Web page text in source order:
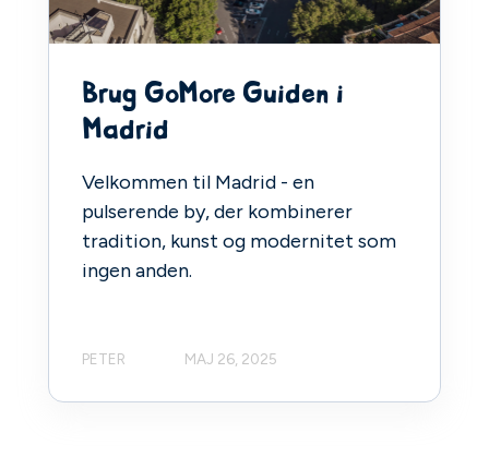
Brug GoMore Guiden i
Madrid
Velkommen til Madrid - en
pulserende by, der kombinerer
tradition, kunst og modernitet som
ingen anden.
PETER MAJ 26, 2025